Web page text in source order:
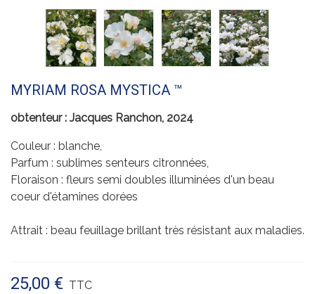
MYRIAM ROSA MYSTICA ™
obtenteur : Jacques Ranchon, 2024
Couleur : blanche,
Parfum : sublimes senteurs citronnées,
Floraison : fleurs semi doubles illuminées d'un beau
coeur d'étamines dorées
Attrait : beau feuillage brillant très résistant aux maladies.
25,00 € TTC